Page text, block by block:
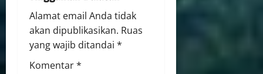
Alamat email Anda tidak
akan dipublikasikan. Ruas
yang wajib ditandai *
Komentar*